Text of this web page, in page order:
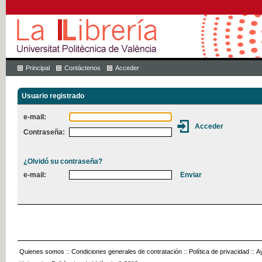
Principal Contáctenos Acceder
Usuario registrado
e-mail:
Contraseña:
¿Olvidó su contraseña?
e-mail:
Quienes somos :: Condiciones generales de contratación :: Política de privacidad ::